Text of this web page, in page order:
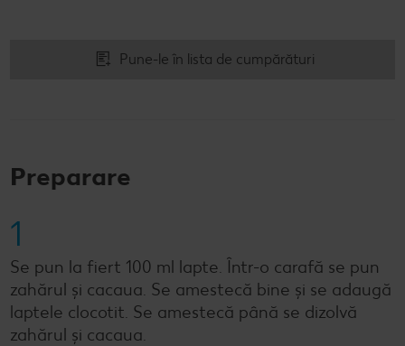
Pune-le în lista de cumpărături
Preparare
1
Se pun la fiert 100 ml lapte. Într-o carafă se pun
zahărul și cacaua. Se amestecă bine și se adaugă
laptele clocotit. Se amestecă până se dizolvă
zahărul și cacaua.